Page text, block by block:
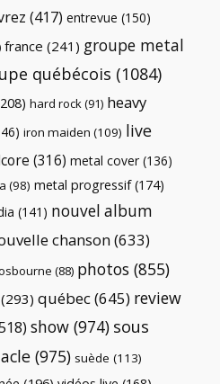
(417) entrevue (150)
france (241) groupe metal
québécois (1084)
hard rock(91) heavy
iron maiden (109) live
(316) metal cover (136)
(98) metal progressif(174)
(141) nouvel album
chanson(633)
(88) photos (855)
(293) québec(645) review
show (974) sous
(975) suède (113)